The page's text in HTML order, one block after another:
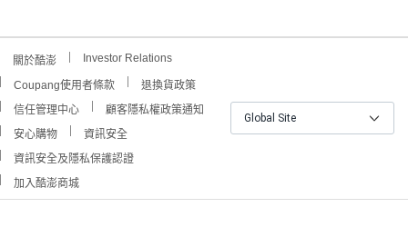
關於酷澎 Investor Relations
Coupang使用者條款
退換貨政策
信任管理中心
顧客隱私權政策通知
安心購物
資訊安全
資訊安全及隱私保護認證
加入酷澎商城
Global Site